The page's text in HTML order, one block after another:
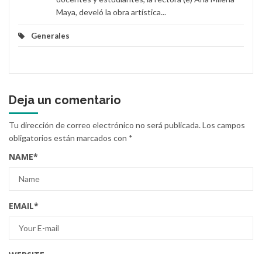
Maya, develó la obra artística...
Generales
Deja un comentario
Tu dirección de correo electrónico no será publicada.Los campos
obligatorios están marcados con *
NAME*
EMAIL*